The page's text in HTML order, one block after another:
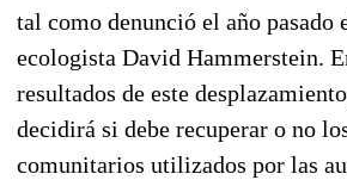
tal como denunció el año pasado
ecologista David Hammerstein.
resultados de este
decidirá si debe recuperar o no
comunitarios utilizados por las